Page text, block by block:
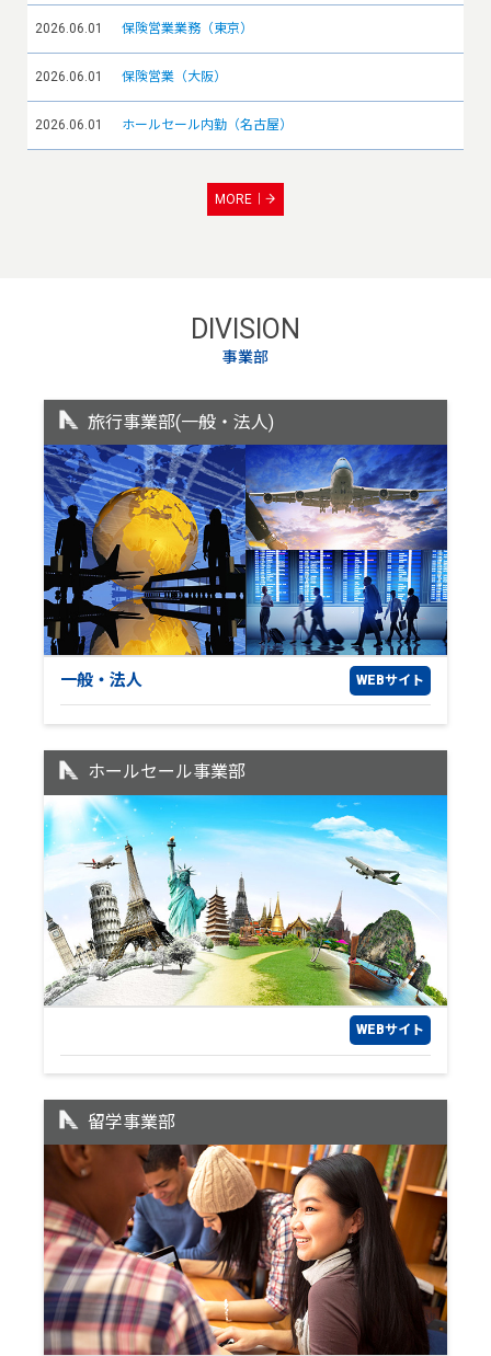
2026.06.01 保険営業業務（東京）
2026.06.01 保険営業（大阪）
2026.06.01 ホールセール内勤（名古屋）
MORE
DIVISION
事業部
旅行事業部(一般・法人)
一般・法人 WEBサイト
ホールセール事業部
WEBサイト
留学事業部